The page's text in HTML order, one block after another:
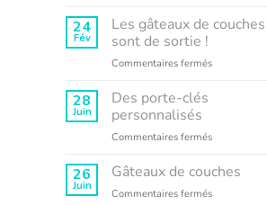
L’Atelier
Kyko
s’engage
24
Fév
Les gâteaux de couches
sont de sortie !
Commentaires ferméssur
sont
sortie
28
Juin
Des porte-clés
personnalisés
Commentaires ferméssur
porte-
personnalisés
26
Juin
Gâteaux de couches
Commentaires ferméssur